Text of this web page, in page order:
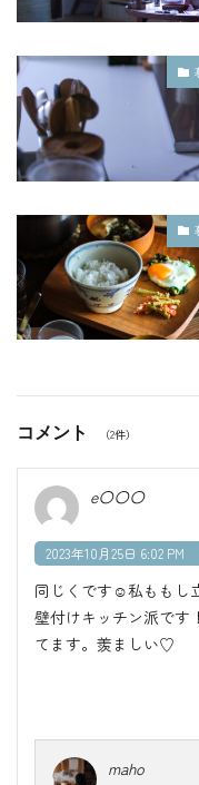
コメント （2件）
e〇〇〇
2023年10月25日 6:02 PM
同じくです☺︎私ももし
壁付けキッチン派です
てます。羨ましい♡
maho